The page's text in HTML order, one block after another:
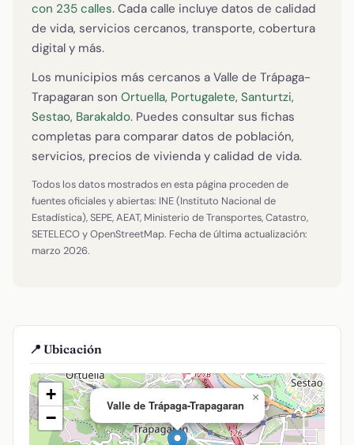
con 235 calles. Cada calle incluye datos de calidad
de vida, servicios cercanos, transporte, cobertura
digital y más.
Los municipios más cercanos a Valle de Trápaga-
Trapagaran son Ortuella, Portugalete, Santurtzi,
Sestao, Barakaldo. Puedes consultar sus fichas
completas para comparar datos de población,
servicios, precios de vivienda y calidad de vida.
Todos los datos mostrados en esta página proceden de
fuentes oficiales y abiertas: INE (Instituto Nacional de
Estadística), SEPE, AEAT, Ministerio de Transportes, Catastro,
SETELECO y OpenStreetMap. Fecha de última actualización:
marzo 2026.
📍 Ubicación
Valle de Trápaga-Trapagaran
×
+
−